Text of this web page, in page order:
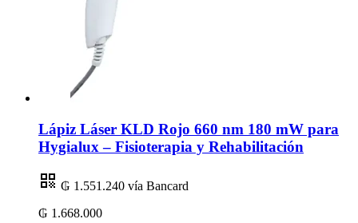
Lápiz Láser KLD Rojo 660 nm 180 mW para
Hygialux – Fisioterapia y Rehabilitación
₲ 1.551.240 vía Bancard
₲ 1.668.000